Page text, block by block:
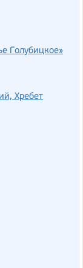
Голубицкое»
Хребет